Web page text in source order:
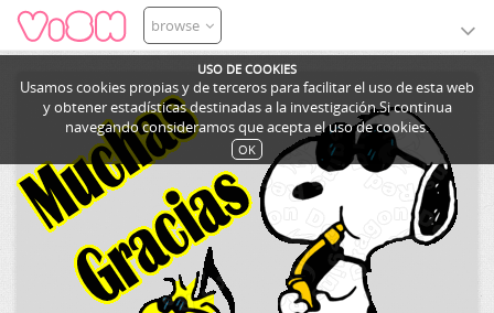
USO DE COOKIES
Usamos cookies propias y de terceros para facilitar el uso de esta web
y obtener estadísticas destinadas a la investigación.Si continua
navegando consideramos que acepta el uso de cookies.
OK
browse